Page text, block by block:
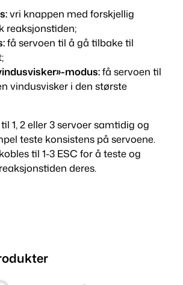
vri knappen med forskjellig
reaksjonstiden;
få servoen til å gå tilbake til
modus:få servoen til
vindusvisker i den største
1, 2 eller 3 servoer samtidig og
teste konsistens på servoene.
til 1-3 ESC for å teste og
deres.